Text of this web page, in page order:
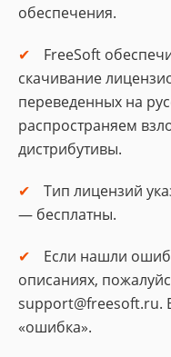
обеспечения.
FreeSoft
скачивание
переведенных на
распространяем
дистрибутивы.
Тип лицензий
— бесплатны.
Если нашли
описаниях,
support@freesoft.ru.
«ошибка».